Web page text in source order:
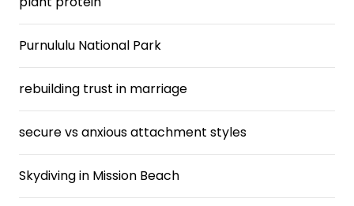
Purnululu National Park
rebuilding trust in marriage
secure vs anxious attachment styles
Skydiving in Mission Beach